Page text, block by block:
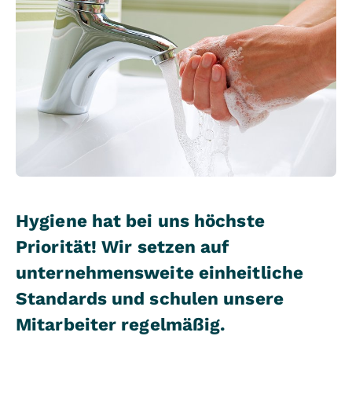
Hygiene hat bei uns höchste
Priorität! Wir setzen auf
unternehmensweite einheitliche
Standards und schulen unsere
Mitarbeiter regelmäßig.